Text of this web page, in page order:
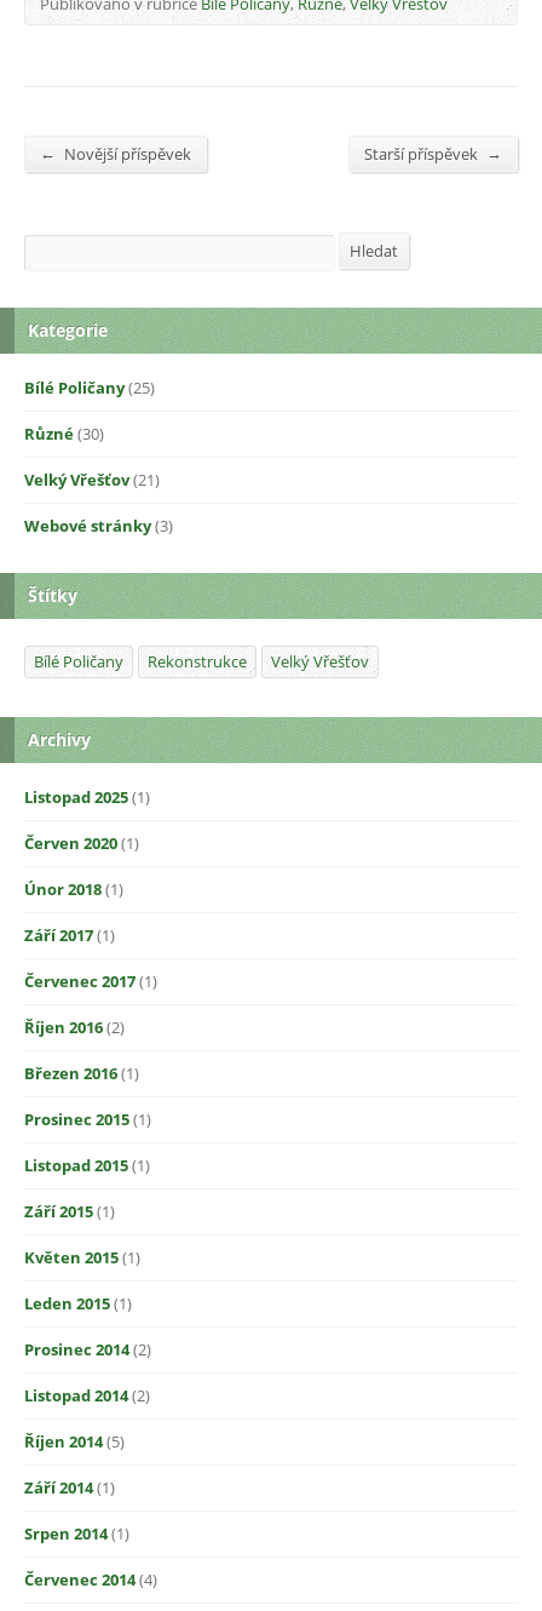
← Novější příspěvek Starší příspěvek →
Hledat Hledat
Kategorie
Bílé Poličany(25)
Různé(30)
Velký Vřešťov(21)
Webové stránky(3)
Štítky
Bílé Poličany Rekonstrukce Velký Vřešťov
Archivy
Listopad 2025(1)
Červen 2020(1)
Únor 2018(1)
Září 2017(1)
Červenec 2017(1)
Říjen 2016(2)
Březen 2016(1)
Prosinec 2015(1)
Listopad 2015(1)
Září 2015(1)
Květen 2015(1)
Leden 2015(1)
Prosinec 2014(2)
Listopad 2014(2)
Říjen 2014(5)
Září 2014(1)
Srpen 2014(1)
Červenec 2014(4)